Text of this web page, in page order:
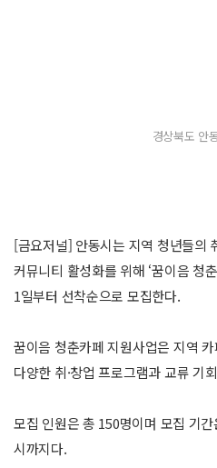
경상북도 안
[금요저널] 안동시는 지역 청년들의
커뮤니티 활성화를 위해 ‘꿈이음 청
1일부터 선착순으로 모집한다.
꿈이음 청춘카페 지원사업은 지역
다양한 취·창업 프로그램과 교류 기
모집 인원은 총 150명이며 모집 기
시까지다.